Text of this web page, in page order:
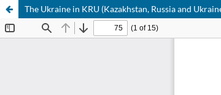
The Ukraine in KRU (Kazakhstan, Russia and